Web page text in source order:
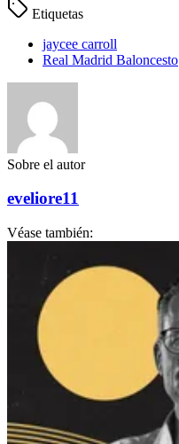
Etiquetas
jaycee carroll
Real Madrid Baloncesto
Sobre el autor
eveliore11
Véase también: